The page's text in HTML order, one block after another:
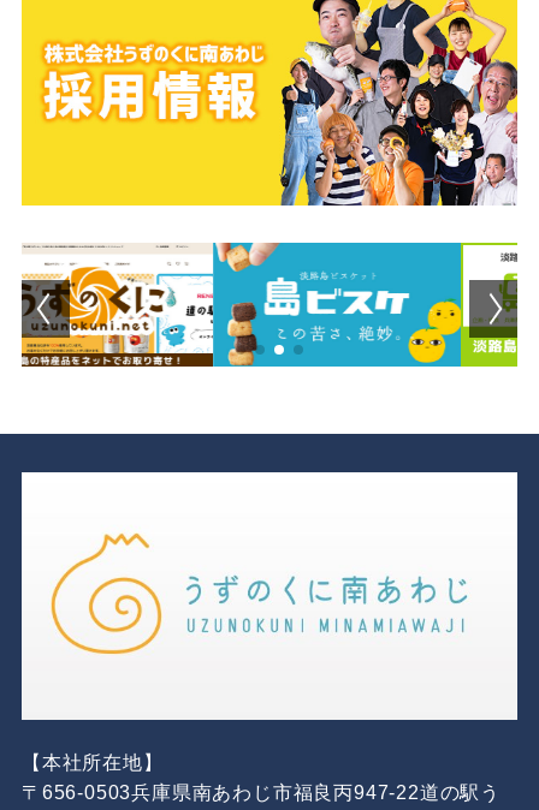
【本社所在地】
〒656-0503兵庫県南あわじ市福良丙947-22道の駅う